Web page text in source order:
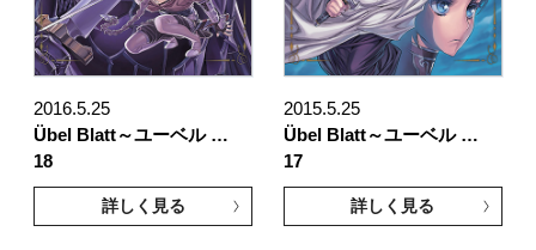
2016.5.25
Übel Blatt～ユーベル …
18
詳しく見る
2015.5.25
Übel Blatt～ユーベル …
17
詳しく見る